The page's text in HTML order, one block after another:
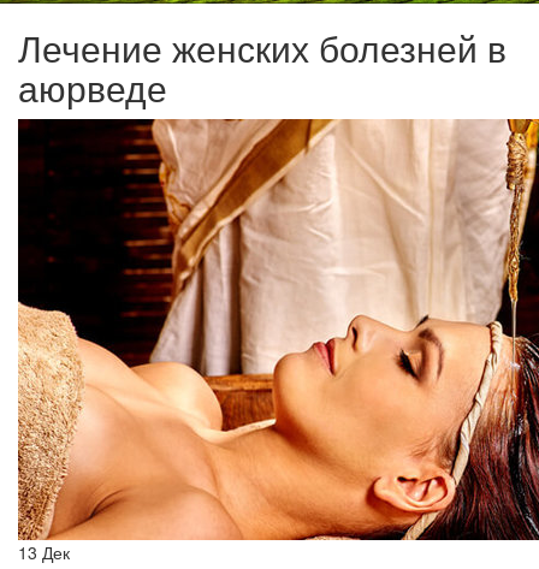
Лечение женских болезней в
аюрведе
13 Дек